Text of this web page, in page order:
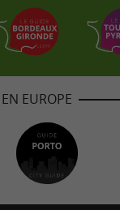
EUROPE